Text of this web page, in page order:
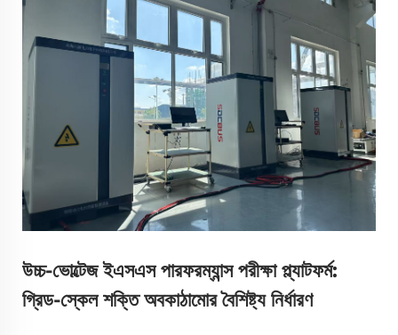
উচ্চ-ভোল্টেজ ইএসএস পারফরম্যান্স পরীক্ষা প্ল্যাটফর্ম:
গ্রিড-স্কেল শক্তি অবকাঠামোর বৈশিষ্ট্য নির্ধারণ